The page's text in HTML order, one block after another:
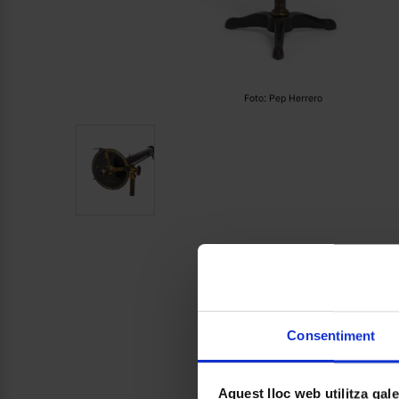
Consentiment
Aquest lloc web utilitza
Foto: Pep Herrero